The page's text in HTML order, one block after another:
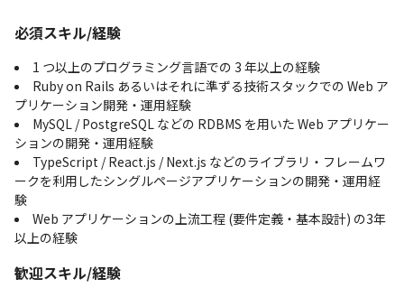
の進行という社会の構造的な課題に直面しており、医療サービス
を地域に届け続けるために「業務生産性の向上」を必要としてい
ます。
医療の質の維持：効率化を進めるだけでなく、患者一人ひとり
に質の高い医療を届け続けることも、私たちの重要なテーマで
す。
当たり前品質の追求：CLINICSが提供する電子カルテは、医療
機関が「毎日利用する基幹システム」です。そのため、常に快適
で信頼できる利用環境を提供し続けることが、プロダクトの絶対
的な使命となります。
AI活用によるミッションの実現
今、生成 AI の登場により、あらゆる業界でゲームチェンジが起き
必須スキル/経験
1 つ以上のプログラミング言語での 3 年以上の経験
Ruby on Rails あるいはそれに準ずる技術スタックでの Web ア
プリケーション開発・運用経験
MySQL / PostgreSQL などの RDBMS を用いた Web アプリケー
ションの開発・運用経験
TypeScript / React.js / Next.js などのライブラリ・フレームワ
ークを利用したシングルページアプリケーションの開発・運用経
験
Web アプリケーションの上流工程 (要件定義・基本設計) の3年
以上の経験
歓迎スキル/経験